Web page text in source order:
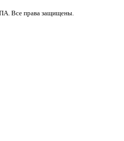
Все права защищены.